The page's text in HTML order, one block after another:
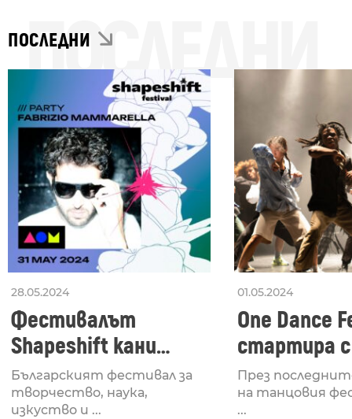
ПОСЛЕДНИ
ПОСЛЕДНИ
28.05.2024
Фестивалът
Shapeshift кани
Fabrizio Mammarella
за откриването си
Българският фестивал за
творчество, наука,
изкуство и ...
01.05.2024
One Dance
стартира
Lucid,
рейв
През
на танцовия
...